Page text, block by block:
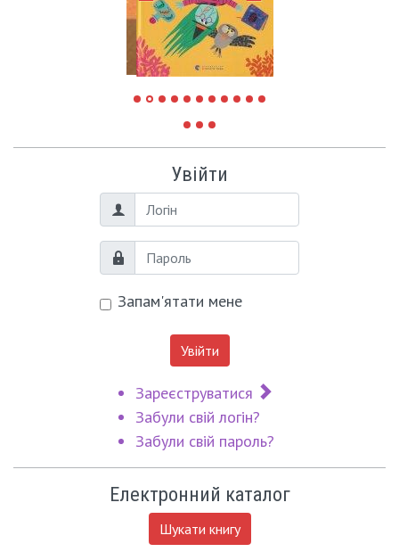
Увійти
Логін
Пароль
Запам'ятати мене
Увійти
Зареєструватися
Забули свій логін?
Забули свій пароль?
Електронний каталог
Шукати книгу